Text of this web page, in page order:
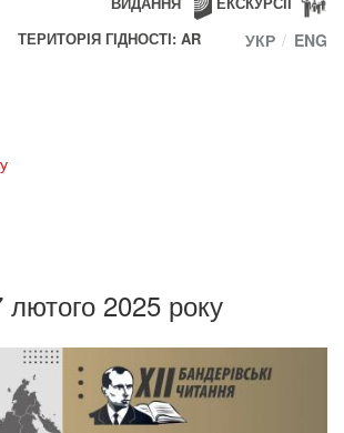
ТЕРИТОРІЯ ГІДНОСТІ: AR
УКР ENG
2025 року